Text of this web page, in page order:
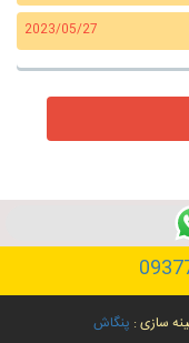
2023/05/27
سازی : پنگاش